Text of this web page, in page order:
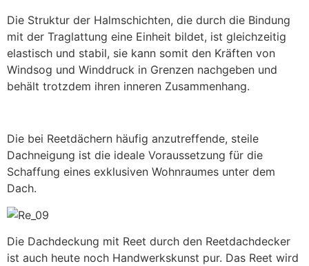
Die Struktur der Halmschichten, die durch die Bindung
mit der Traglattung eine Einheit bildet, ist gleichzeitig
elastisch und stabil, sie kann somit den Kräften von
Windsog und Winddruck in Grenzen nachgeben und
behält trotzdem ihren inneren Zusammenhang.
Die bei Reetdächern häufig anzutreffende, steile
Dachneigung ist die ideale Voraussetzung für die
Schaffung eines exklusiven Wohnraumes unter dem
Dach.
Die Dachdeckung mit Reet durch den Reetdachdecker
ist auch heute noch Handwerkskunst pur. Das Reet wird